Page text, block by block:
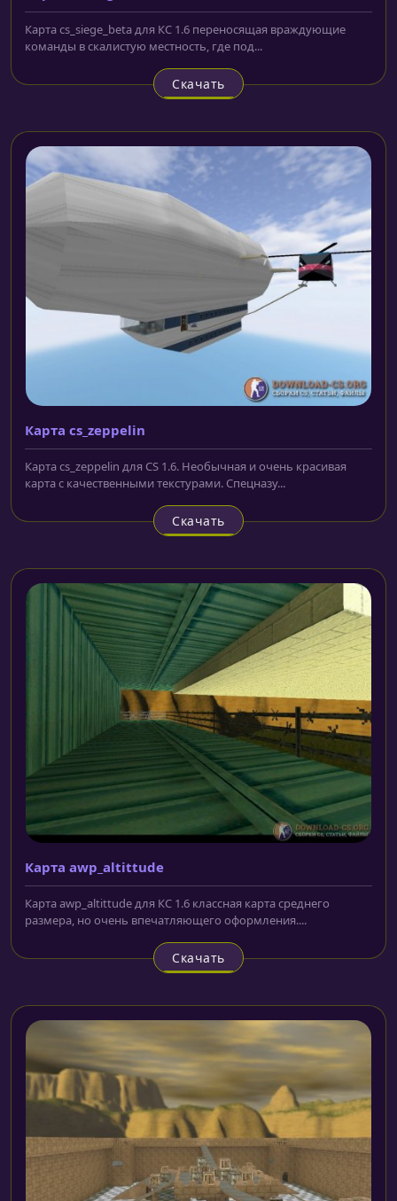
Карта cs_siege_beta для КС 1.6 переносящая враждующие
команды в скалистую местность, где под...
Скачать
Карта cs_zeppelin
Карта cs_zeppelin для CS 1.6. Необычная и очень красивая
карта с качественными текстурами. Спецназу...
Скачать
Карта awp_altittude
Карта awp_altittude для КС 1.6 классная карта среднего
размера, но очень впечатляющего оформления....
Скачать